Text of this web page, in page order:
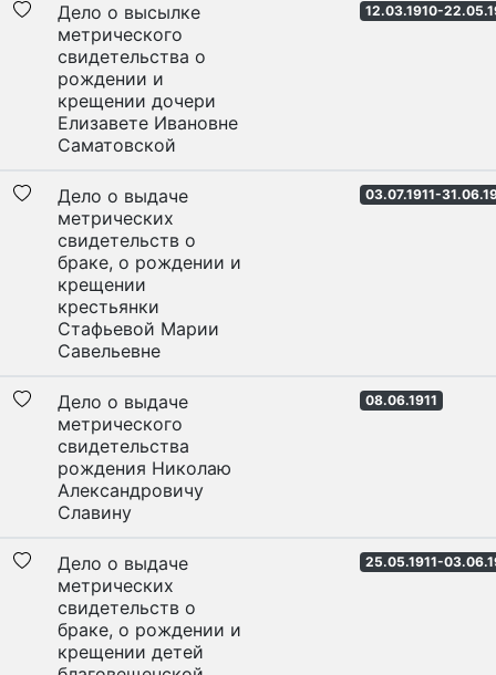
Дело о высылке
метрического
свидетельства о
рождении и
крещении дочери
Елизавете Ивановне
Саматовской
12.03.1910-
Дело о выдаче
метрических
свидетельств о
браке, о рождении и
крещении
крестьянки
Стафьевой Марии
Савельевне
03.07.1911-
Дело о выдаче
метрического
свидетельства
рождения Николаю
Александровичу
Славину
08.06.1911
Дело о выдаче
метрических
свидетельств о
браке, о рождении и
крещении детей
25.05.1911-